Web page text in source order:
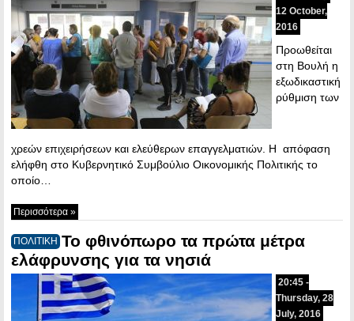
12 October,
2016
Προωθείται
στη Βουλή η
εξωδικαστική
ρύθμιση των
χρεών επιχειρήσεων και ελεύθερων επαγγελματιών. Η απόφαση
ελήφθη στο Κυβερνητικό Συμβούλιο Οικονομικής Πολιτικής το
οποίο…
Περισσότερα »
ΠΟΛΙΤΙΚΗ To φθινόπωρο τα πρώτα μέτρα
ελάφρυνσης για τα νησιά
20:45 -
Thursday, 28
July, 2016